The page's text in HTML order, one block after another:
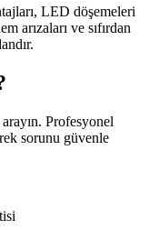
LED döşemeleri
arızaları ve sıfırdan
Profesyonel
sorunu güvenle